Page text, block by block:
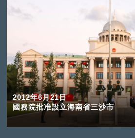
2012年6月21日
國務院批准設立海南省三沙市